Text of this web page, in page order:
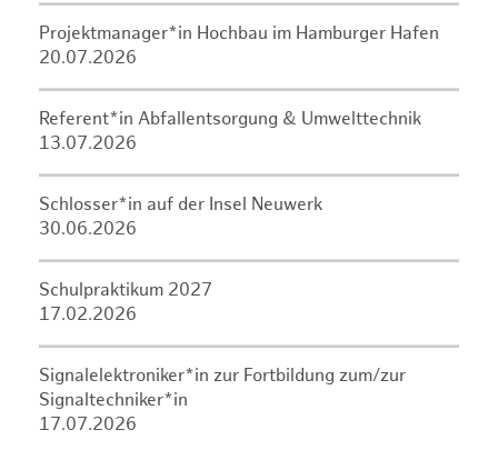
Projektmanager*in Hochbau im Hamburger Hafen
20.07.2026
Referent*in Abfallentsorgung & Umwelttechnik
13.07.2026
Schlosser*in auf der Insel Neuwerk
30.06.2026
Schulpraktikum 2027
17.02.2026
Signalelektroniker*in zur Fortbildung zum/zur
Signaltechniker*in
17.07.2026